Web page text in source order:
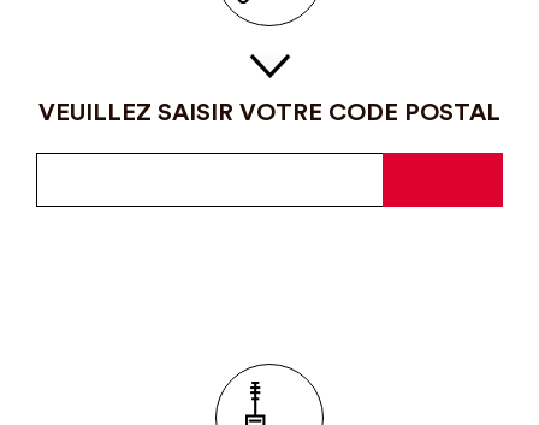
VEUILLEZ SAISIR VOTRE CODE POSTAL